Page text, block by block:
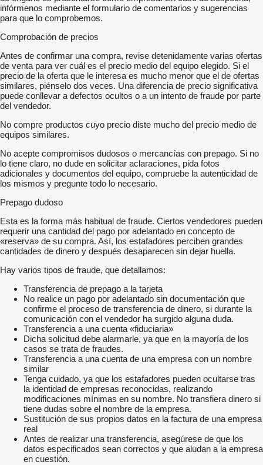
infórmenos mediante el formulario de comentarios y sugerencias
para que lo comprobemos.
Comprobación de precios
Antes de confirmar una compra, revise detenidamente varias ofertas
de venta para ver cuál es el precio medio del equipo elegido. Si el
precio de la oferta que le interesa es mucho menor que el de ofertas
similares, piénselo dos veces. Una diferencia de precio significativa
puede conllevar a defectos ocultos o a un intento de fraude por parte
del vendedor.
No compre productos cuyo precio diste mucho del precio medio de
equipos similares.
No acepte compromisos dudosos o mercancías con prepago. Si no
lo tiene claro, no dude en solicitar aclaraciones, pida fotos
adicionales y documentos del equipo, compruebe la autenticidad de
los mismos y pregunte todo lo necesario.
Prepago dudoso
Esta es la forma más habitual de fraude. Ciertos vendedores pueden
requerir una cantidad del pago por adelantado en concepto de
«reserva» de su compra. Así, los estafadores perciben grandes
cantidades de dinero y después desaparecen sin dejar huella.
Hay varios tipos de fraude, que detallamos:
Transferencia de prepago a la tarjeta
No realice un pago por adelantado sin documentación que
confirme el proceso de transferencia de dinero, si durante la
comunicación con el vendedor ha surgido alguna duda.
Transferencia a una cuenta «fiduciaria»
Dicha solicitud debe alarmarle, ya que en la mayoría de los
casos se trata de fraudes.
Transferencia a una cuenta de una empresa con un nombre
similar
Tenga cuidado, ya que los estafadores pueden ocultarse tras
la identidad de empresas reconocidas, realizando
modificaciones mínimas en su nombre. No transfiera dinero si
tiene dudas sobre el nombre de la empresa.
Sustitución de sus propios datos en la factura de una empresa
real
Antes de realizar una transferencia, asegúrese de que los
datos especificados sean correctos y que aludan a la empresa
en cuestión.